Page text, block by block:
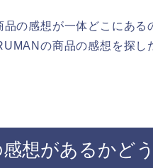
の感想が一体どこにある
の商品の感想を探し
想があるかど